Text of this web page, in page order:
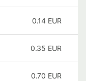
0.14 EUR
0.35 EUR
0.70 EUR